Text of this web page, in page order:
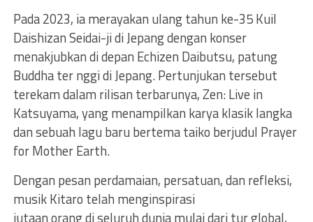
Pada 2023, ia merayakan ulang tahun ke-35 Kuil
Daishizan Seidai-ji di Jepang dengan konser
menakjubkan di depan Echizen Daibutsu, patung
Buddha ter nggi di Jepang. Pertunjukan tersebut
terekam dalam rilisan terbarunya, Zen: Live in
Katsuyama, yang menampilkan karya klasik langka
dan sebuah lagu baru bertema taiko berjudul Prayer
for Mother Earth.
Dengan pesan perdamaian, persatuan, dan refleksi,
musik Kitaro telah menginspirasi
jutaan orang di seluruh dunia mulai dari tur global,